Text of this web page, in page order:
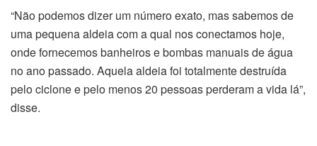
“Não podemos dizer um número exato, mas sabemos de
uma pequena aldeia com a qual nos conectamos hoje,
onde fornecemos banheiros e bombas manuais de água
no ano passado. Aquela aldeia foi totalmente destruída
pelo ciclone e pelo menos 20 pessoas perderam a vida lá”,
disse.